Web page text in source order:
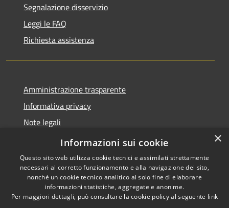
Segnalazione disservizio
Leggi le FAQ
Richiesta assistenza
Amministrazione trasparente
Informativa privacy
Note legali
Dichiarazione di accessibilità
Accessibilità
Copyright © 2026 • Comune di
Marliana • Powered by
×
Informazioni sui cookie
Questo sito web utilizza cookie tecnici e assimilati strettamente
necessari al corretto funzionamento e alla navigazione del sito,
nonché un cookie tecnico analitico al solo fine di elaborare
informazioni statistiche, aggregate e anonime.
Per maggiori dettagli, può consultare la cookie policy al seguente link